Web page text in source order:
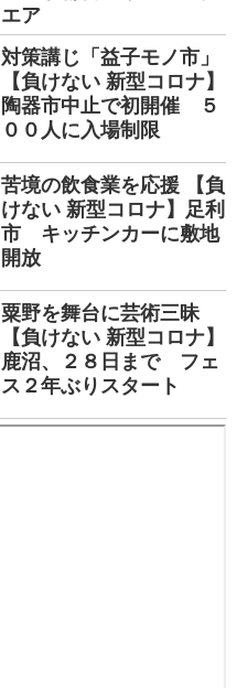
エア
対策講じ「益子モノ市」
【負けない 新型コロナ】
陶器市中止で初開催 ５
００人に入場制限
苦境の飲食業を応援 【負
けない 新型コロナ】足利
市 キッチンカーに敷地
開放
粟野を舞台に芸術三昧
【負けない 新型コロナ】
鹿沼、２８日まで フェ
ス２年ぶりスタート